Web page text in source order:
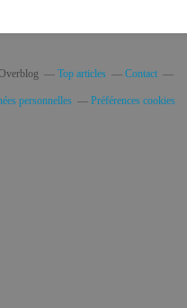
Top articles Contact
personnelles Préférences cookies